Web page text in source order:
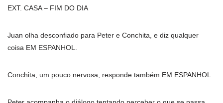
EXT. CASA – FIM DO DIA
Juan olha desconfiado para Peter e Conchita, e diz qualquer
coisa EM ESPANHOL.
Conchita, um pouco nervosa, responde também EM ESPANHOL.